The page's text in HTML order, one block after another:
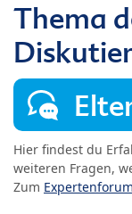
Thema
Hier findest du
weiteren Fragen,
Zum Expertenforum